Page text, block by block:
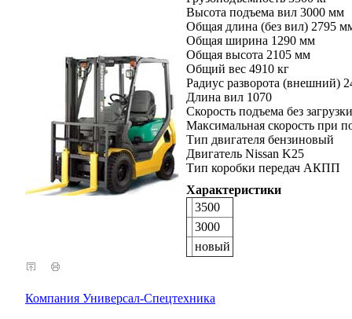
Высота подъема вил 3000 мм
Общая длина (без вил) 2795
Общая ширина 1290 мм
Общая высота 2105 мм
Общий вес 4910 кг
Радиус разворота (внешний)
Длина вил 1070
Скорость подъема без
Максимальная скорость при
Тип двигателя бензиновый
Двигатель Nissan K25
Тип коробки передач АКПП
Характеристики
3500
3000
новый
Компания Универсал-Спецтехника